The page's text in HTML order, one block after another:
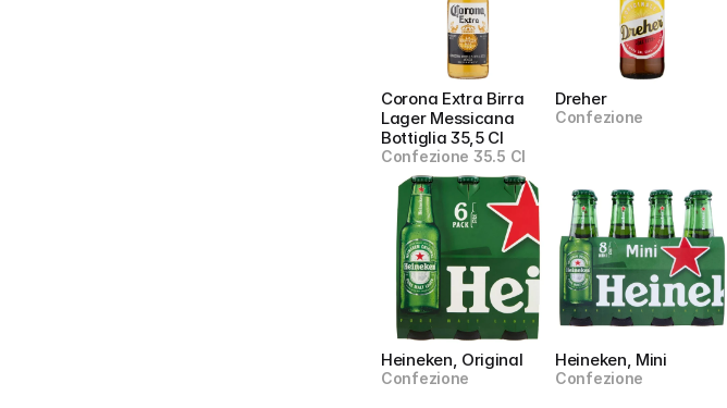
Corona Extra Birra
Lager Messicana
Bottiglia 35,5 Cl
Confezione 35.5 Cl
Dreher
Confezione
Heineken, Original
Confezione
Heineken, Mini
Confezione